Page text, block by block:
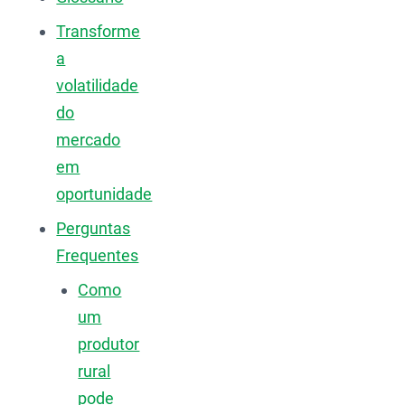
Transforme
a
volatilidade
do
mercado
em
oportunidade
Perguntas
Frequentes
Como
um
produtor
rural
pode